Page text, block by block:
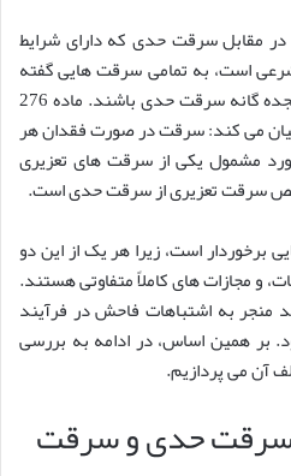
در مقابل سرقت حدی که دارای شرایط
است، به تمامی سرقت هایی گفته
می شود که فاقد یکی از شرایط هجده گانه سرقت حدی باشند. ماده 276
می کند: سرقت در صورت فقدان هر
مشمول یکی از سرقت های تعزیری
سرقت تعزیری از سرقت حدی است.
است، زیرا هر یک از این دو
و مجازات های کاملاً متفاوتی هستند.
منجر به اشتباهات فاحش در فرآیند
بر همین اساس، در ادامه به بررسی
آن می پردازیم.
سرقت حدی و سرقت